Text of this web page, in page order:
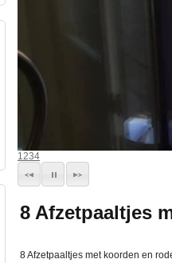
1234
8 Afzetpaaltjes
8 Afzetpaaltjes met koorden en